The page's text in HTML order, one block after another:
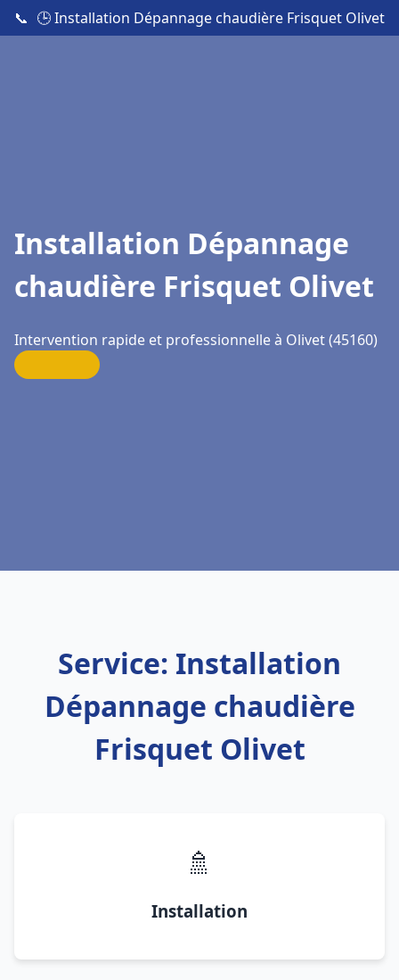
📞 🕒 Installation Dépannage chaudière Frisquet Olivet
Installation Dépannage
chaudière Frisquet Olivet
Intervention rapide et professionnelle à Olivet (45160)
Service: Installation
Dépannage chaudière
Frisquet Olivet
🚿
Installation